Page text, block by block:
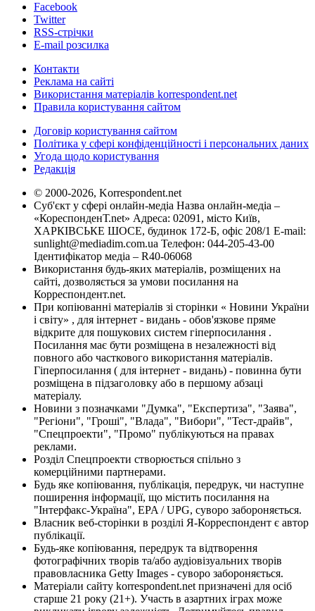
Facebook
Twitter
RSS-стрічки
E-mail розсилка
Контакти
Реклама на сайті
Використання матеріалів korrespondent.net
Правила користування сайтом
Договір користування сайтом
Політика у сфері конфіденційності і персональних даних
Угода щодо користування
Редакція
© 2000-2026, Korrespondent.net
Суб'єкт у сфері онлайн-медіа Назва онлайн-медіа –
«КореспонденТ.net» Адреса: 02091, місто Київ,
ХАРКІВСЬКЕ ШОСЕ, будинок 172-Б, офіс 208/1 E-mail:
sunlight@mediadim.com.ua Телефон: 044-205-43-00
Ідентифікатор медіа – R40-06068
Використання будь-яких матеріалів, розміщених на
сайті, дозволяється за умови посилання на
Корреспондент.net.
При копіюванні матеріалів зі сторінки « Новини України
і світу» , для інтернет - видань - обов'язкове пряме
відкрите для пошукових систем гіперпосилання .
Посилання має бути розміщена в незалежності від
повного або часткового використання матеріалів.
Гіперпосилання ( для інтернет - видань) - повинна бути
розміщена в підзаголовку або в першому абзаці
матеріалу.
Новини з позначками "Думка", "Експертиза", "Заява",
"Регіони", "Гроші", "Влада", "Вибори", "Тест-драйв",
"Спецпроекти", "Промо" публікуються на правах
реклами.
Розділ Спецпроекти створюється спільно з
комерційними партнерами.
Будь яке копіювання, публікація, передрук, чи наступне
поширення інформації, що містить посилання на
"Інтерфакс-Україна", EPA / UPG, суворо забороняється.
Власник веб-сторінки в розділі Я-Корреспондент є автор
публікації.
Будь-яке копіювання, передрук та відтворення
фотографічних творів та/або аудіовізуальних творів
правовласника Getty Images - суворо забороняється.
Матеріали сайту korrespondent.net призначені для осіб
старше 21 року (21+). Участь в азартних іграх може